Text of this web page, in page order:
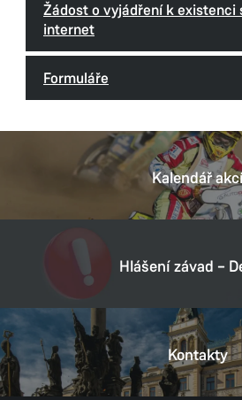
Žádost o vyjádření k existenci
internet
Formuláře
Kalendář
Hlášení závad –
Kontakty